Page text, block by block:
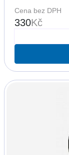
Cena bez DPH
330Kč